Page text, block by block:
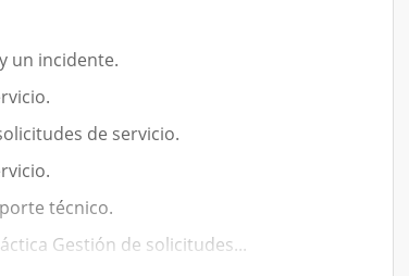
un incidente.
de servicio.
técnico.
Gestión de solicitudes...